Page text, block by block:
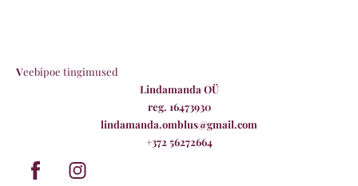
Veebipoe tingimused
Lindamanda OÜ
reg. 16473930
lindamanda.omblus@gmail.com
+372 56272664